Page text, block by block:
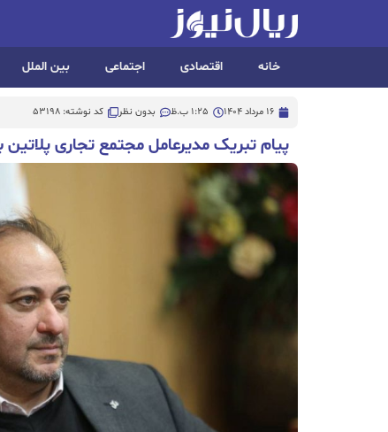
خانه اقتصادی اجتماعی بین الملل
16 مرداد 1404 1:25 ب.ظ بدون نظر کد نوشته: 53198
پیام تبریک مدیرعامل مجتمع تجاری پلاتین